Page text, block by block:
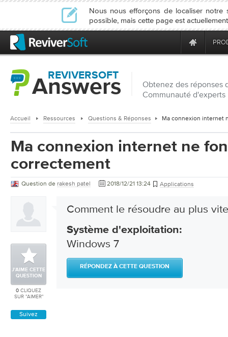
Nous nous efforçons de localiser
possible, mais cette page est
REVIVERSOFT
Answers
Obtenez des réponses
Communauté
Accueil Ressources Questions & Réponses Ma connexion internet
Ma connexion internet ne
correctement
Question de rakesh patel 2018/12/21 13:24 Applications
J'AIME CETTE
QUESTION
0 CLIQUEZ
SUR "AIMER"
Suivez
Comment le résoudre au plus vite
Système d'exploitation:
Windows 7
RÉPONDEZ À CETTE QUESTION